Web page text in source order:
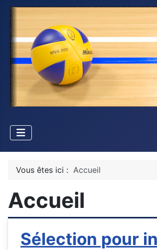
Vous êtes ici : Accueil
Accueil
Sélection pour